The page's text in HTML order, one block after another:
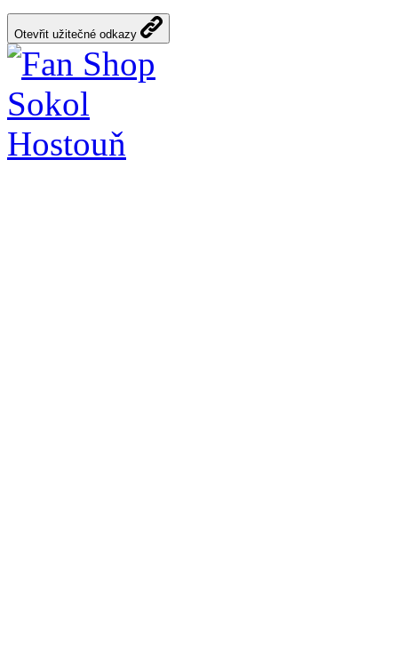
Otevřit užitečné odkazy